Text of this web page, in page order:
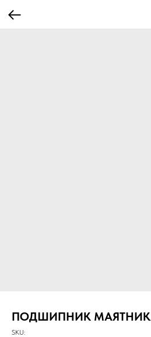
ПОДШИПНИК МАЯТНИКА
SKU: